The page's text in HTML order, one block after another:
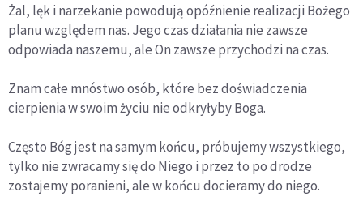
Żal, lęk i narzekanie powodują opóźnienie realizacji Bożego
planu względem nas. Jego czas działania nie zawsze
odpowiada naszemu, ale On zawsze przychodzi na czas.
Znam całe mnóstwo osób, które bez doświadczenia
cierpienia w swoim życiu nie odkryłyby Boga.
Często Bóg jest na samym końcu, próbujemy wszystkiego,
tylko nie zwracamy się do Niego i przez to po drodze
zostajemy poranieni, ale w końcu docieramy do niego.